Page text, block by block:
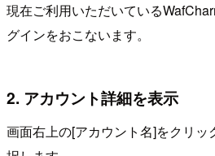
現在ご利用いただいている
グインをおこないます。
2. アカウント詳細を表示
画面右上の[アカウント名]をクリッ